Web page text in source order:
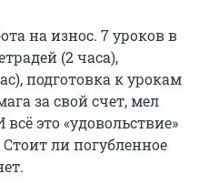
на износ. 7 уроков в
(2 часа),
подготовка к урокам
за свой счет, мел
это «удовольствие»
Стоит ли погубленное